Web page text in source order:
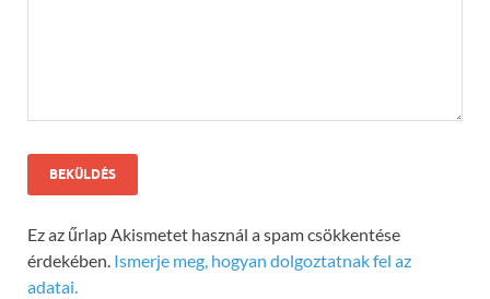
Ez az űrlap Akismetet használ a spam csökkentése
érdekében. Ismerje meg, hogyan dolgoztatnak fel az
adatai.